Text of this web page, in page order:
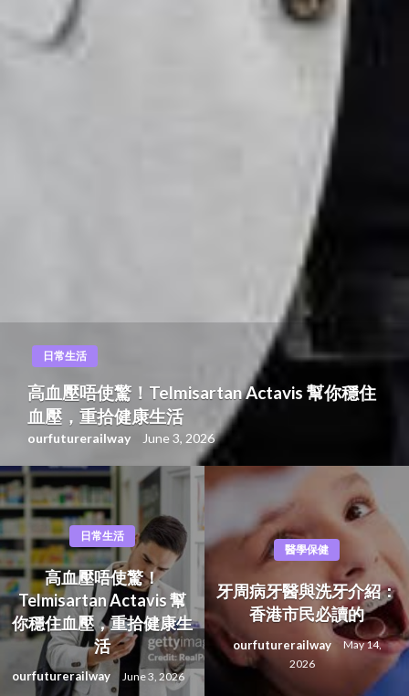
牙周病牙醫與洗牙介紹：香港市民必讀的
ourfuturerailway May 14, 2026
日常生活
高血壓唔使驚！
Telmisartan Actavis 幫
你穩住血壓，重拾健康生
活
ourfuturerailway June 3, 2026
醫學保健
牙周病牙醫與洗牙介紹：
香港市民必讀的
ourfuturerailway
May 14,
2026